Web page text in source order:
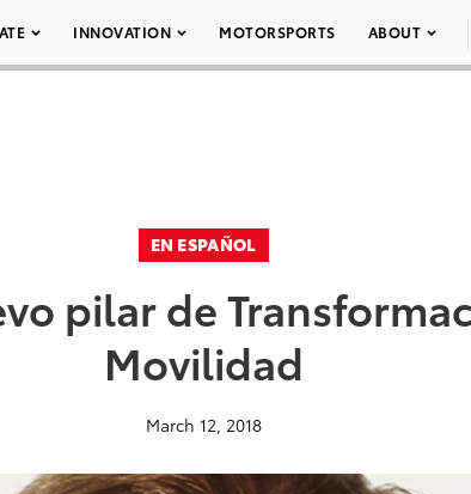
INNOVATION MOTORSPORTS ABOUT
EN ESPAÑOL
pilar de
Movilidad
March 12, 2018